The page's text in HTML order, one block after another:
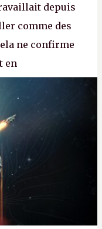
depuis
comme des
ne confirme
en
ils bossent
Fallout vs. Les
n'est plus
bon, OK, on